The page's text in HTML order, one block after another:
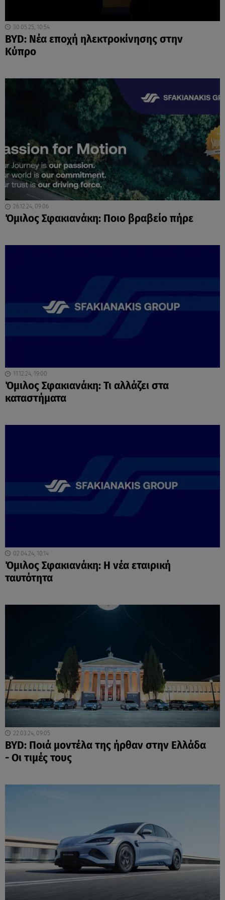
30.05.25, 10:54
BYD: Νέα εποχή ηλεκτροκίνησης στην
Κύπρο
26.12.24, 09:06
Όμιλος Σφακιανάκη: Ποιο βραβείο πήρε
11.12.24, 19:00
Όμιλος Σφακιανάκη: Τι αλλάζει στα
καταστήματα
02.04.24, 10:14
Όμιλος Σφακιανάκη: Η νέα εταιρική
ταυτότητα
22.03.24, 09:05
BYD: Ποιά μοντέλα της ήρθαν στην Ελλάδα
- Οι τιμές τους